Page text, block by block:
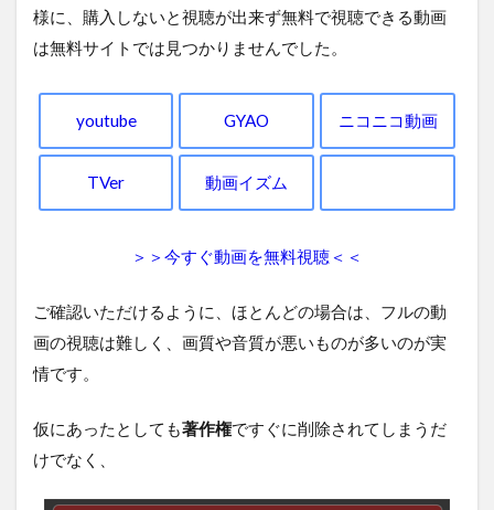
様に、購入しないと視聴が出来ず無料で視聴できる動画
は無料サイトでは見つかりませんでした。
youtube GYAO ニコニコ動画
TVer 動画イズム
＞＞今すぐ動画を無料視聴＜＜
ご確認いただけるように、ほとんどの場合は、フルの動
画の視聴は難しく、画質や音質が悪いものが多いのが実
情です。
仮にあったとしても著作権ですぐに削除されてしまうだ
けでなく、